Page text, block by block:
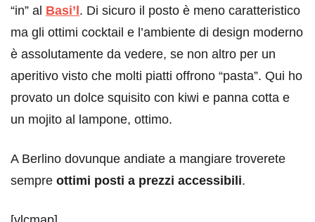
“in” al Basi’l . Di sicuro il posto è meno caratteristico
ma gli ottimi cocktail e l’ambiente di design moderno
è assolutamente da vedere, se non altro per un
aperitivo visto che molti piatti offrono “pasta”. Qui ho
provato un dolce squisito con kiwi e panna cotta e
un mojito al lampone, ottimo.
A Berlino dovunque andiate a mangiare troverete
sempre ottimi posti a prezzi accessibili.